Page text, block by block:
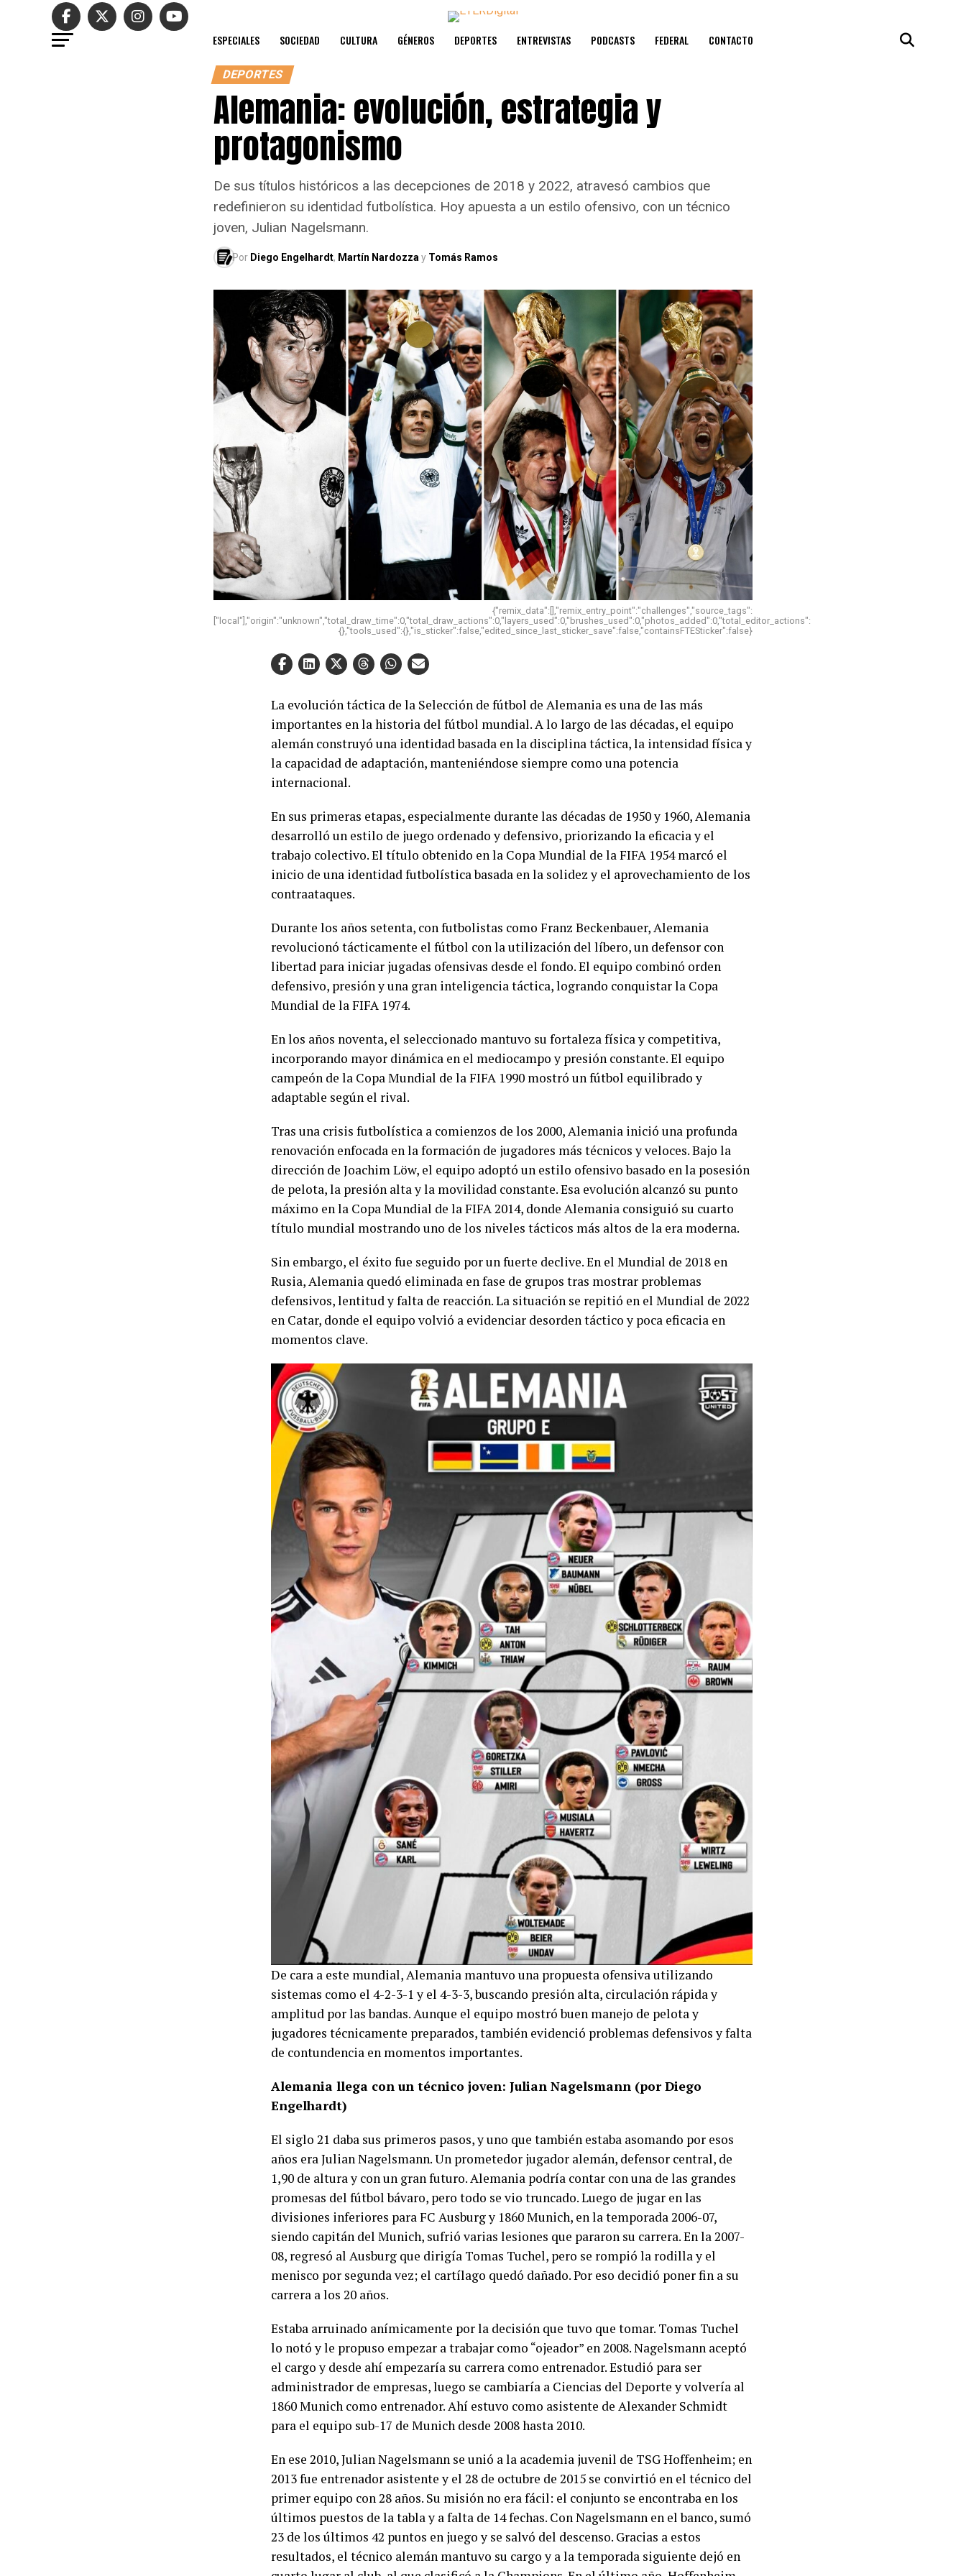
ESPECIALES SOCIEDAD CULTURA GÉNEROS DEPORTES ENTREVISTAS PODCASTS FEDERAL CONTACTO
DEPORTES
Alemania: evolución, estrategia y
protagonismo
De sus títulos históricos a las decepciones de 2018 y 2022, atravesó cambios que
redefinieron su identidad futbolística. Hoy apuesta a un estilo ofensivo, con un técnico
joven, Julian Nagelsmann.
Por Diego Engelhardt, Martín Nardozza y Tomás Ramos
{"remix_data":[],"remix_entry_point":"challenges","source_tags":
["local"],"origin":"unknown","total_draw_time":0,"total_draw_actions":0,"layers_used":0,"brushes_used":0,"photos_added":0,"total_editor_actions":
{},"tools_used":{},"is_sticker":false,"edited_since_last_sticker_save":false,"containsFTESticker":false}
La evolución táctica de la Selección de fútbol de Alemania es una de las más
importantes en la historia del fútbol mundial. A lo largo de las décadas, el equipo
alemán construyó una identidad basada en la disciplina táctica, la intensidad física y
la capacidad de adaptación, manteniéndose siempre como una potencia
internacional.
En sus primeras etapas, especialmente durante las décadas de 1950 y 1960, Alemania
desarrolló un estilo de juego ordenado y defensivo, priorizando la eficacia y el
trabajo colectivo. El título obtenido en la Copa Mundial de la FIFA 1954 marcó el
inicio de una identidad futbolística basada en la solidez y el aprovechamiento de los
contraataques.
Durante los años setenta, con futbolistas como Franz Beckenbauer, Alemania
revolucionó tácticamente el fútbol con la utilización del líbero, un defensor con
libertad para iniciar jugadas ofensivas desde el fondo. El equipo combinó orden
defensivo, presión y una gran inteligencia táctica, logrando conquistar la Copa
Mundial de la FIFA 1974.
En los años noventa, el seleccionado mantuvo su fortaleza física y competitiva,
incorporando mayor dinámica en el mediocampo y presión constante. El equipo
campeón de la Copa Mundial de la FIFA 1990 mostró un fútbol equilibrado y
adaptable según el rival.
Tras una crisis futbolística a comienzos de los 2000, Alemania inició una profunda
renovación enfocada en la formación de jugadores más técnicos y veloces. Bajo la
dirección de Joachim Löw, el equipo adoptó un estilo ofensivo basado en la posesión
de pelota, la presión alta y la movilidad constante. Esa evolución alcanzó su punto
máximo en la Copa Mundial de la FIFA 2014, donde Alemania consiguió su cuarto
título mundial mostrando uno de los niveles tácticos más altos de la era moderna.
Sin embargo, el éxito fue seguido por un fuerte declive. En el Mundial de 2018 en
Rusia, Alemania quedó eliminada en fase de grupos tras mostrar problemas
defensivos, lentitud y falta de reacción. La situación se repitió en el Mundial de 2022
en Catar, donde el equipo volvió a evidenciar desorden táctico y poca eficacia en
momentos clave.
De cara a este mundial, Alemania mantuvo una propuesta ofensiva utilizando
sistemas como el 4-2-3-1 y el 4-3-3, buscando presión alta, circulación rápida y
amplitud por las bandas. Aunque el equipo mostró buen manejo de pelota y
jugadores técnicamente preparados, también evidenció problemas defensivos y falta
de contundencia en momentos importantes.
Alemania llega con un técnico joven: Julian Nagelsmann (por Diego
Engelhardt)
El siglo 21 daba sus primeros pasos, y uno que también estaba asomando por esos
años era Julian Nagelsmann. Un prometedor jugador alemán, defensor central, de
1,90 de altura y con un gran futuro. Alemania podría contar con una de las grandes
promesas del fútbol bávaro, pero todo se vio truncado. Luego de jugar en las
divisiones inferiores para FC Ausburg y 1860 Munich, en la temporada 2006-07,
siendo capitán del Munich, sufrió varias lesiones que pararon su carrera. En la 2007-
08, regresó al Ausburg que dirigía Tomas Tuchel, pero se rompió la rodilla y el
menisco por segunda vez; el cartílago quedó dañado. Por eso decidió poner fin a su
carrera a los 20 años.
Estaba arruinado anímicamente por la decisión que tuvo que tomar. Tomas Tuchel
lo notó y le propuso empezar a trabajar como “ojeador” en 2008. Nagelsmann aceptó
el cargo y desde ahí empezaría su carrera como entrenador. Estudió para ser
administrador de empresas, luego se cambiaría a Ciencias del Deporte y volvería al
1860 Munich como entrenador. Ahí estuvo como asistente de Alexander Schmidt
para el equipo sub-17 de Munich desde 2008 hasta 2010.
En ese 2010, Julian Nagelsmann se unió a la academia juvenil de TSG Hoffenheim; en
2013 fue entrenador asistente y el 28 de octubre de 2015 se convirtió en el técnico del
primer equipo con 28 años. Su misión no era fácil: el conjunto se encontraba en los
últimos puestos de la tabla y a falta de 14 fechas. Con Nagelsmann en el banco, sumó
23 de los últimos 42 puntos en juego y se salvó del descenso. Gracias a estos
resultados, el técnico alemán mantuvo su cargo y a la temporada siguiente dejó en